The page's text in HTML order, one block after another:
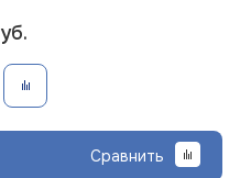
Сравнить